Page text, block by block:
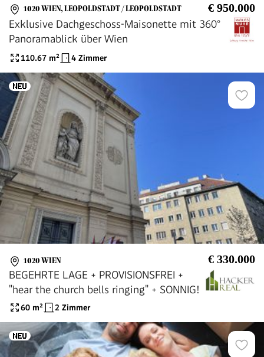
1020 WIEN, LEOPOLDSTADT / LEOPOLDSTADT € 950.000
Exklusive Dachgeschoss-Maisonette mit 360°
Panoramablick über Wien
110.67 m² 4 Zimmer
1020 WIEN € 330.000
BEGEHRTE LAGE + PROVISIONSFREI +
"hear the church bells ringing" + SONNIG!
60 m² 2 Zimmer